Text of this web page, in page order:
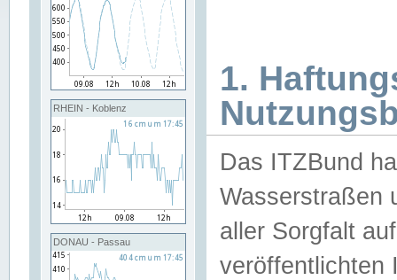
RHEIN - Koblenz
DONAU - Passau
1.
Das ITZBund
Wasserstraßen
aller Sorgfalt
veröffentlichten